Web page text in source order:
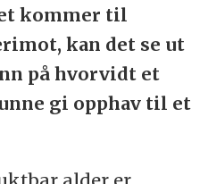
kommer til
kan det se ut
på hvorvidt et
gi opphav til et